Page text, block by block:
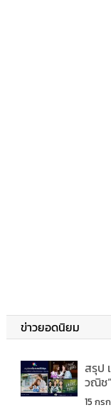
ข่าวยอดนิยม
สรุป
วณิช”
15 กร